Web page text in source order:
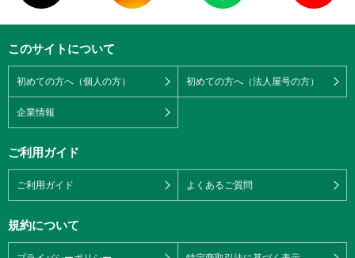
このサイトについて
初めての方へ（個人の方） 初めての方へ（法人屋号の方）
企業情報
ご利用ガイド
ご利用ガイド よくあるご質問
規約について